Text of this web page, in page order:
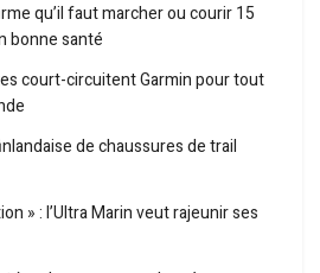
qu’il faut marcher ou courir 15
bonne santé
court-circuitent Garmin pour tout
de chaussures de trail
» : l’Ultra Marin veut rajeunir ses